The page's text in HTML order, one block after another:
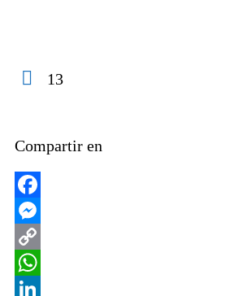
13
Compartir en
Facebook
Messenger
Copy
Link
WhatsApp